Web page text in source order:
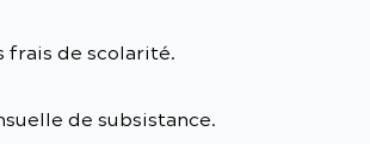
de scolarité.
de subsistance.